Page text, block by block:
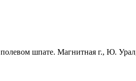
шпате. Магнитная г., Ю.